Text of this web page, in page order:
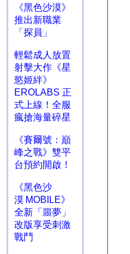
《黑色沙漠》
推出新職業
「探員」
輕鬆成人放置
射擊大作《星
慾姬絆》
EROLABS 正
式上線！全服
瘋搶海量碎星
《賽爾號：巔
峰之戰》雙平
台預約開啟！
《黑色沙
漠 MOBILE》
全新「噩夢」
改版享受刺激
戰鬥